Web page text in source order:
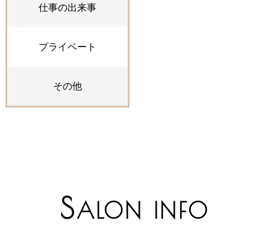
仕事の出来事
プライベート
その他
SALON INFO